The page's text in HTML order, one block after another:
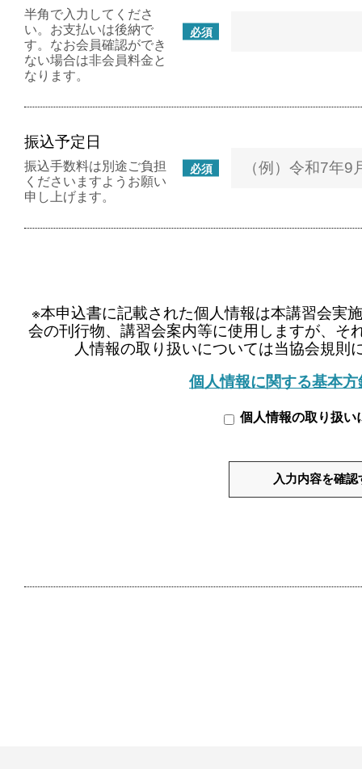
必須
半角で入力してくださ
い。お支払いは後納で
す。なお会員確認ができ
ない場合は非会員料金と
なります。
振込予定日
必須
振込手数料は別途ご負担
くださいますようお願い
申し上げます。
※本申込書に記載された個人情報は本講習会実
会の刊行物、講習会案内等に使用しますが、そ
人情報の取り扱いについては当協会規則
個人情報に関する基本
個人情報の取り扱い